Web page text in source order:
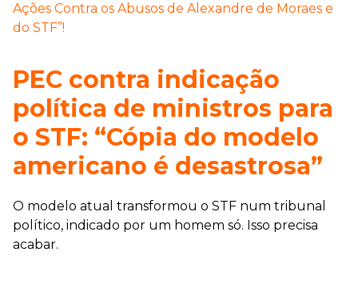
Ações Contra os Abusos de Alexandre de Moraes e
do STF”!
PEC contra indicação
política de ministros para
o STF: “Cópia do modelo
americano é desastrosa”
O modelo atual transformou o STF num tribunal
político, indicado por um homem só. Isso precisa
acabar.